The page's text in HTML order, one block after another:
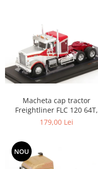
Macheta cap tractor
Freightliner FLC 120 64T,
scara 1:43
179,00 Lei
NOU